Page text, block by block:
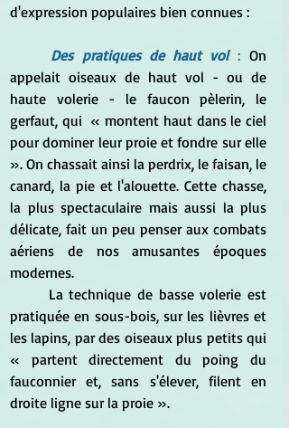
d'expression populaires bien connues :
Des pratiques de haut vol : On
appelait oiseaux de haut vol - ou de
haute volerie - le faucon pèlerin, le
gerfaut, qui « montent haut dans le ciel
pour dominer leur proie et fondre sur elle
». On chassait ainsi la perdrix, le faisan, le
canard, la pie et l'alouette. Cette chasse,
la plus spectaculaire mais aussi la plus
délicate, fait un peu penser aux combats
aériens de nos amusantes époques
modernes.
pratiquée en sous-bois, sur les lièvres et
les lapins, par des oiseaux plus petits qui
« partent directement du poing du
fauconnier et, sans s'élever, filent en
droite ligne sur la proie ».